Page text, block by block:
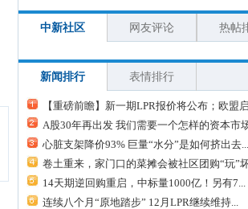
中新社区 网友评论 热帖
新闻排行 表情排行
【重磅前瞻】新一期LPR报价将公布；欧盟
A股30年再出发 我们需要一个怎样的资本市
心脏支架降价93% 巨量“水分”是如何挤出去...
卷土重来，家门口的菜摊会被社区团购“玩”
14天期逆回购重启，中标量1000亿！另有7...
连续八个月“原地踏步” 12月LPR继续维持...